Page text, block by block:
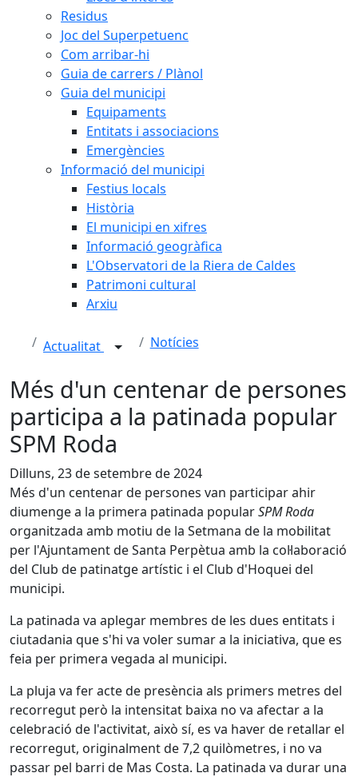
Residus
Joc del Superpetuenc
Com arribar-hi
Guia de carrers / Plànol
Guia del municipi
Equipaments
Entitats i associacions
Emergències
Informació del municipi
Festius locals
Història
El municipi en xifres
Informació geogràfica
L'Observatori de la Riera de Caldes
Patrimoni cultural
Arxiu
Actualitat Notícies
Més d'un centenar de persones
participa a la patinada popular
SPM Roda
Dilluns, 23 de setembre de 2024
Més d'un centenar de persones van participar ahir
diumenge a la primera patinada popularSPM Roda
organitzada amb motiu de la Setmana de la mobilitat
per l'Ajuntament de Santa Perpètua amb la col·laboració
del Club de patinatge artístic i el Club d'Hoquei del
municipi.
La patinada va aplegar membres de les dues entitats i
ciutadania que s'hi va voler sumar a la iniciativa, que es
feia per primera vegada al municipi.
La pluja va fer acte de presència als primers metres del
recorregut però la intensitat baixa no va afectar a la
celebració de l'activitat, això sí, es va haver de retallar el
recorregut, originalment de 7,2 quilòmetres, i no va
passar pel barri de Mas Costa. La patinada va durar una